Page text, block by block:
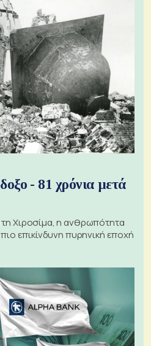
- 81 χρόνια μετά
Χιροσίμα, η ανθρωπότητα
επικίνδυνη πυρηνική εποχή